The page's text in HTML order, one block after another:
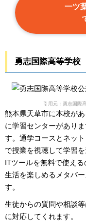
一ツ
勇志国際高等学校
引用元：勇志国際
熊本県天草市に本校が
に学習センターがあり
す。通学コースとネッ
で授業を視聴して学習
ITツールを無料で使え
生活を楽しめるメタバ
す。
生徒からの質問や相談
に対応してくれます。